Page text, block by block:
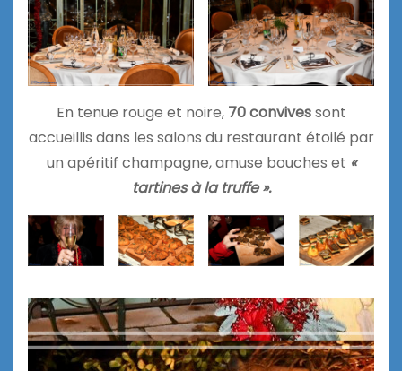
En tenue rouge et noire,70 convivessont
accueillis dans les salons du restaurant étoilé par
un apéritif champagne, amuse bouches et «
tartines à la truffe ».